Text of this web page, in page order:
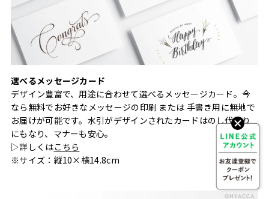
選べるメッセージカード
デザイン豊富で、用途に合わせて選べるメッセージカード。今
なら無料でお好きなメッセージの印刷 または 手書き用に無地で
お届けが可能です。水引がデザインされたカードはのし代わり
にもなり、マナーも安心。
▷詳しくはこちら
※サイズ：縦10×横14.8cm